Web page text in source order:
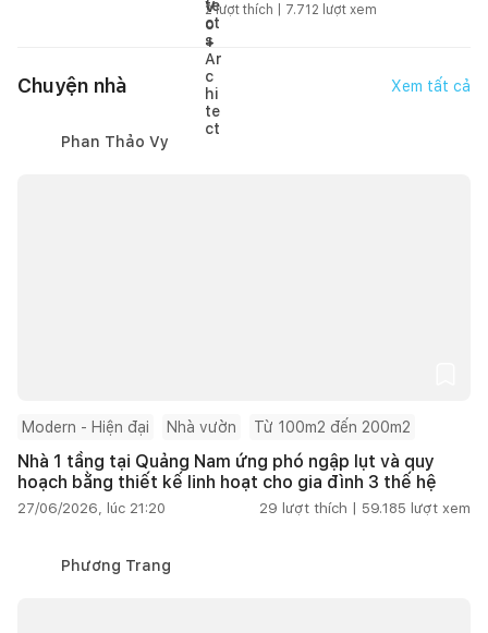
2lượt thích | 7.712 lượt xem
Chuyện nhà Xem tất cả
Phan Thảo Vy
Modern - Hiện đại Nhà vườn Từ 100m2 đến 200m2
Nhà 1 tầng tại Quảng Nam ứng phó ngập lụt và quy
hoạch bằng thiết kế linh hoạt cho gia đình 3 thế hệ
27/06/2026, lúc 21:20 29 lượt thích | 59.185 lượt xem
Phương Trang